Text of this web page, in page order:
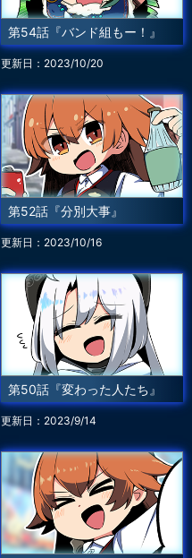
第54話『バンド組もー！』
更新日：2023/10/20
第52話『分別大事』
更新日：2023/10/16
第50話『変わった人たち』
更新日：2023/9/14